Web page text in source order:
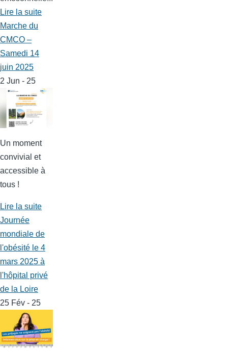
Lire la suite
Marche du
CMCO –
Samedi 14
juin 2025
2 Jun - 25
Un moment
convivial et
accessible à
tous !
Lire la suite
Journée
mondiale de
l'obésité le 4
mars 2025 à
l'hôpital privé
de la Loire
25 Fév - 25